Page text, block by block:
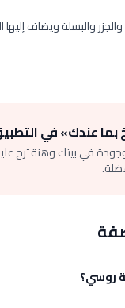
والبسلة ويضاف
بما عندك» في
في بيتك وهنقترح
روسي؟